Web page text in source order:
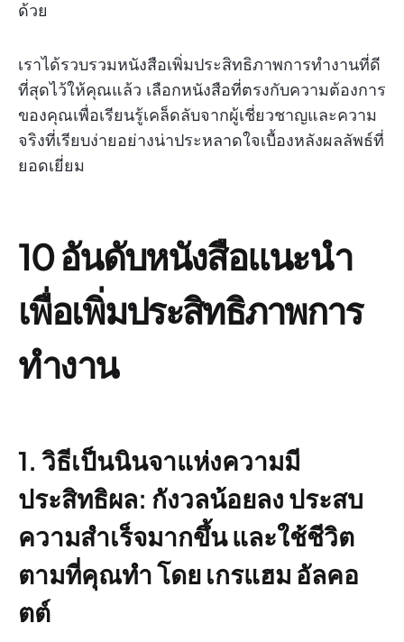
ด้วย
เราได้รวบรวมหนังสือเพิ่มประสิทธิภาพการทำงานที่ดี
ที่สุดไว้ให้คุณแล้ว เลือกหนังสือที่ตรงกับความต้องการ
ของคุณเพื่อเรียนรู้เคล็ดลับจากผู้เชี่ยวชาญและความ
จริงที่เรียบง่ายอย่างน่าประหลาดใจเบื้องหลังผลลัพธ์ที่
ยอดเยี่ยม
10 อันดับหนังสือแนะนำ
เพื่อเพิ่มประสิทธิภาพการ
ทำงาน
1. วิธีเป็นนินจาแห่งความมี
ประสิทธิผล: กังวลน้อยลง ประสบ
ความสำเร็จมากขึ้น และใช้ชีวิต
ตามที่คุณทำ โดย เกรแฮม อัลคอ
ตต์